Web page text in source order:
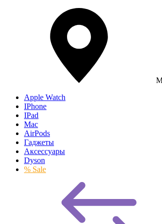
Apple Watch
IPhone
IPad
Mac
AirPods
Гаджеты
Аксессуары
Dyson
% Sale